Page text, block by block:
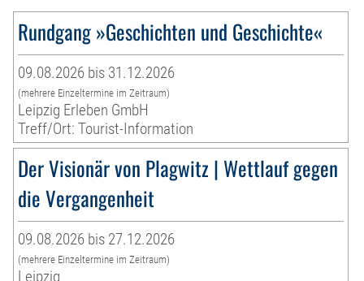
Rundgang »Geschichten und Geschichte«
09.08.2026 bis 31.12.2026
(mehrere Einzeltermine im Zeitraum)
Leipzig Erleben GmbH
Treff/Ort: Tourist-Information
Der Visionär von Plagwitz | Wettlauf gegen
die Vergangenheit
09.08.2026 bis 27.12.2026
(mehrere Einzeltermine im Zeitraum)
Leipzig